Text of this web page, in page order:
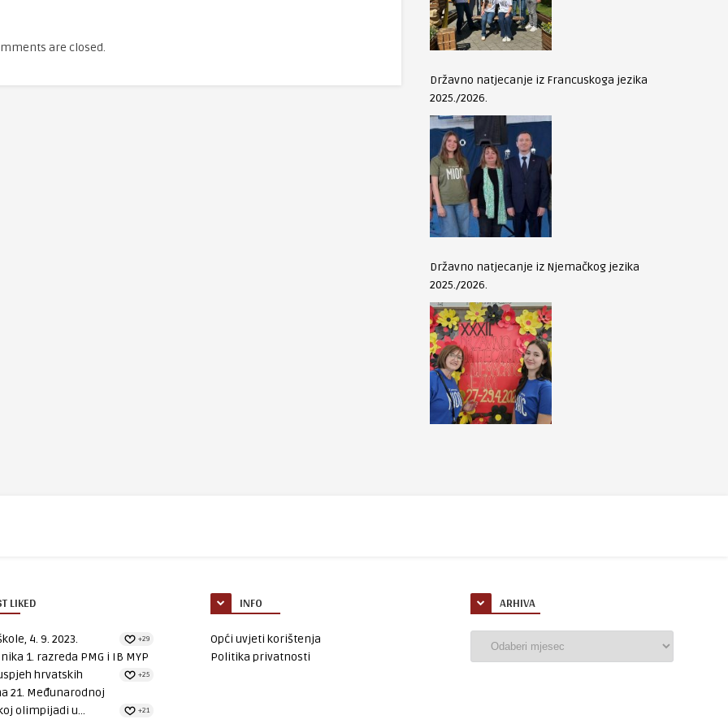
are closed.
Državno natjecanje iz Francuskoga jezika
2025./2026.
Državno natjecanje iz Njemačkog jezika
2025./2026.
LIKED
4. 9. 2023. +29
1. razreda PMG i IB MYP
+25
hrvatskih
21. Međunarodnoj
olimpijadi u...
+21
INFO
Opći uvjeti korištenja
Politika privatnosti
ARHIVA